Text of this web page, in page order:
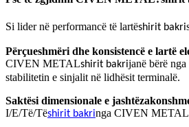
Si lider në performancë të lartëshirit bakri
Përçueshmëri dhe konsistencë e lartë
CIVEN METALshirit bakrijanë bërë
stabilitetin e sinjalit në lidhësit terminalë.
Saktësi dimensionale e
I/E/Të/Tëshirit bakringa CIVEN METAL